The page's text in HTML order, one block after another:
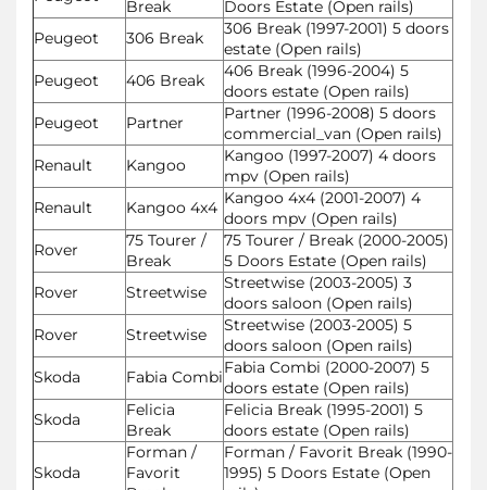
Break
Doors Estate (Open rails)
Peugeot
306 Break
306 Break (1997-2001) 5 doors
estate (Open rails)
Peugeot
406 Break
406 Break (1996-2004) 5
doors estate (Open rails)
Peugeot
Partner
Partner (1996-2008) 5 doors
commercial_van (Open rails)
Renault
Kangoo
Kangoo (1997-2007) 4 doors
mpv (Open rails)
Renault
Kangoo 4x4 Kangoo 4x4 (2001-2007) 4
doors mpv (Open rails)
Rover
75 Tourer /
Break
75 Tourer / Break (2000-2005)
5 Doors Estate (Open rails)
Rover
Streetwise
Streetwise (2003-2005) 3
doors saloon (Open rails)
Rover
Streetwise
Streetwise (2003-2005) 5
doors saloon (Open rails)
Skoda
Fabia CombiFabia Combi (2000-2007) 5
doors estate (Open rails)
Skoda
Felicia
Break
Felicia Break (1995-2001) 5
doors estate (Open rails)
Skoda
Forman /
Favorit
Forman / Favorit Break (1990-
1995) 5 Doors Estate (Open